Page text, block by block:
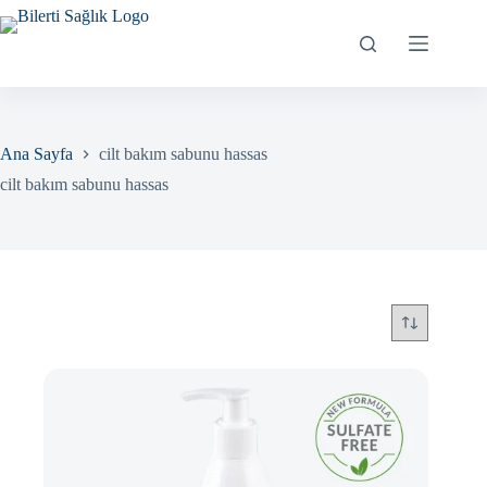
Skip
to
Ana Sayfa
cilt bakım sabunu hassas
cilt bakım sabunu hassas